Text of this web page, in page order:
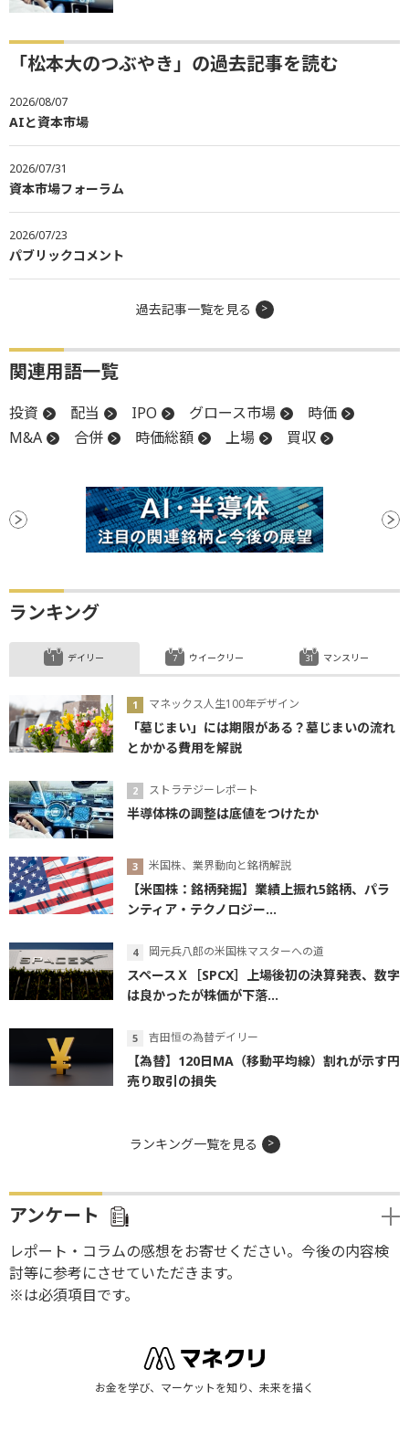
「松本大のつぶやき」の過去記事を読む
2026/08/07
AIと資本市場
2026/07/31
資本市場フォーラム
2026/07/23
パブリックコメント
過去記事一覧を見る
関連用語一覧
投資 配当 IPO グロース市場
時価
M&A
合併 時価総額 上場 買収
ランキング
デイリー
マネックス人生100年デザイン
「墓じまい」には期限がある？墓じまいの流れ
とかかる費用を解説
ストラテジーレポート
半導体株の調整は底値をつけたか
米国株、業界動向と銘柄解説
【米国株：銘柄発掘】業績上振れ5銘柄、パラ
ンティア・テクノロジー...
岡元兵八郎の米国株マスターへの道
スペースＸ［SPCX］上場後初の決算発表、数字
は良かったが株価が下落...
吉田恒の為替デイリー
【為替】120日MA（移動平均線）割れが示す円
売り取引の損失
ウイークリー マンスリー
ランキング一覧を見る
アンケート
レポート・コラムの感想をお寄せください。今後の内容検
討等に参考にさせていただきます。
※は必須項目です。
お金を学び、マーケットを知り、未来を描く